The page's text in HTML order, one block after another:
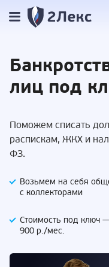
лиц под
Поможем списать
распискам, ЖКХ и
ФЗ.
Возьмем на себя
с коллекторами
Стоимость под ключ
900 р./мес.